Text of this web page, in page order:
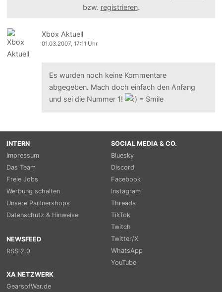
bzw. registrieren.
Xbox Aktuell
01.03.2007, 17:11 Uhr
Es wurden noch keine Kommentare
abgegeben. Mach doch einfach den Anfang
und sei die Nummer 1!
INTERN
Impressum
Das Team
Freie Jobs
Werbung schalten
Unsere Partnershops
Datenschutz & Hinweise
NEWSFEED
RSS 2.0
SOCIAL MEDIA & CO.
Bluesky
Discord
Facebook
Instagram
Threads
TikTok
Twitch
Twitter/X
WhatsApp
YouTube
XA NETZWERK
GearsofWar.de